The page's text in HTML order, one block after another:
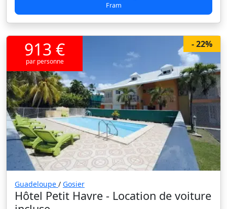
Fram
- 22%
913 €
par personne
Guadeloupe / Gosier
Hôtel Petit Havre - Location de voiture